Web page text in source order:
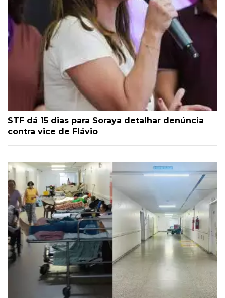
STF dá 15 dias para Soraya detalhar denúncia
contra vice de Flávio